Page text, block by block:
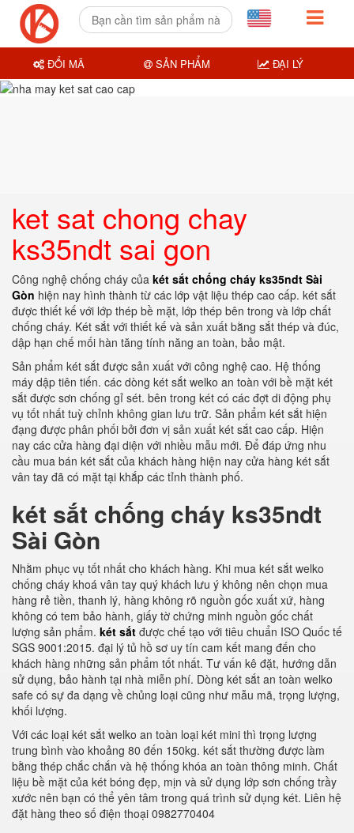
ket sat chong chay
ks35ndt sai gon
Công nghệ chống cháy của két sắt chống cháy ks35ndt Sài
Gòn hiện nay hình thành từ các lớp vật liệu thép cao cấp. két sắt
được thiết kế với lớp thép bề mặt, lớp thép bên trong và lớp chất
chống cháy. Két sắt với thiết kế và sản xuất bằng sắt thép và đúc,
dập hạn chế mối hàn tăng tính năng an toàn, bảo mật.
Sản phẩm két sắt được sản xuất với công nghệ cao. Hệ thống
máy dập tiên tiến. các dòng két sắt welko an toàn với bề mặt két
sắt được sơn chống gỉ sét. bên trong két có các đợt di động phụ
vụ tốt nhất tuỳ chỉnh không gian lưu trữ. Sản phẩm két sắt hiện
đạng được phân phối bởi đơn vị sản xuất két sắt cao cấp. Hiện
nay các cửa hàng đại diện với nhiều mẫu mới. Để đáp ứng nhu
cầu mua bán két sắt của khách hàng hiện nay cửa hàng két sắt
vân tay đã có mặt tại khắp các tỉnh thành phố.
két sắt chống cháy ks35ndt
Sài Gòn
Nhằm phục vụ tốt nhất cho khách hàng. Khi mua két sắt welko
chống cháy khoá vân tay quý khách lưu ý không nên chọn mua
hàng rẻ tiền, thanh lý, hàng không rõ nguồn gốc xuất xứ, hàng
không có tem bảo hành, giấy tờ chứng minh nguồn gốc chất
lượng sản phẩm. két sắt được chế tạo với tiêu chuẩn ISO Quốc tế
SGS 9001:2015. đại lý tủ hồ sơ uy tín cam kết mang đến cho
khách hàng những sản phẩm tốt nhất. Tư vấn kê đặt, hướng dẫn
sử dụng, bảo hành tại nhà miễn phí. Dòng két sắt an toàn welko
safe có sự đa dạng về chủng loại cũng như mẫu mã, trọng lượng,
khối lượng.
Với các loại két sắt welko an toàn loại két mini thì trọng lượng
trung bình vào khoảng 80 đến 150kg. két sắt thường được làm
bằng thép chắc chắn và hệ thống khóa an toàn thông minh. Chất
liệu bề mặt của két bóng đẹp, mịn và sử dụng lớp sơn chống trầy
xước nên bạn có thể yên tâm trong quá trình sử dụng két. Liên hệ
đặt hàng theo số điện thoại 0982770404
ĐỔI MÃ SẢN PHẨM ĐẠI LÝ